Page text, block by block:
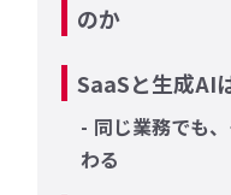
のか
SaaSと生成AI
同じ業務でも
わる